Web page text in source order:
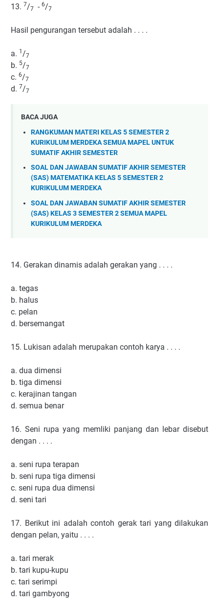
13. 7/7 - 6/7
Hasil pengurangan tersebut adalah . . . .
a. 1 /7
b. 5/7
c. 6/7
d. 7/7
BACA JUGA
RANGKUMAN MATERI KELAS 5 SEMESTER 2
KURIKULUM MERDEKA SEMUA MAPEL UNTUK
SUMATIF AKHIR SEMESTER
SOAL DAN JAWABAN SUMATIF AKHIR SEMESTER
(SAS) MATEMATIKA KELAS 5 SEMESTER 2
KURIKULUM MERDEKA
SOAL DAN JAWABAN SUMATIF AKHIR SEMESTER
(SAS) KELAS 3 SEMESTER 2 SEMUA MAPEL
KURIKULUM MERDEKA
14. Gerakan dinamis adalah gerakan yang . . . .
a. tegas
b. halus
c. pelan
d. bersemangat
15. Lukisan adalah merupakan contoh karya . . . .
a. dua dimensi
b. tiga dimensi
c. kerajinan tangan
d. semua benar
16. Seni rupa yang memliki panjang dan lebar disebut
dengan . . . .
a. seni rupa terapan
b. seni rupa tiga dimensi
c. seni rupa dua dimensi
d. seni tari
17. Berikut ini adalah contoh gerak tari yang dilakukan
dengan pelan, yaitu . . . .
a. tari merak
b. tari kupu-kupu
c. tari serimpi
d. tari gambyong